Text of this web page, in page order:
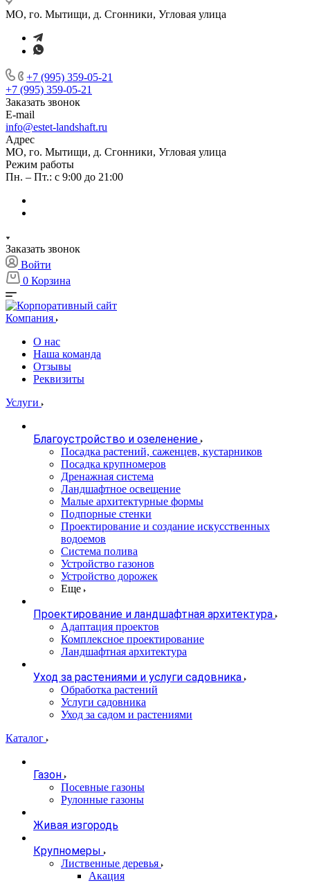
МО, го. Мытищи, д. Сгонники, Угловая улица
+7 (995) 359-05-21
+7 (995) 359-05-21
Заказать звонок
E-mail
info@estet-landshaft.ru
Адрес
МО, го. Мытищи, д. Сгонники, Угловая улица
Режим работы
Пн. – Пт.: с 9:00 до 21:00
Заказать звонок
Войти
0 Корзина
Компания
О нас
Наша команда
Отзывы
Реквизиты
Услуги
Благоустройство и озеленение
Посадка растений, саженцев, кустарников
Посадка крупномеров
Дренажная система
Ландшафтное освещение
Малые архитектурные формы
Подпорные стенки
Проектирование и создание искусственных
водоемов
Система полива
Устройство газонов
Устройство дорожек
Еще
Проектирование и ландшафтная архитектура
Адаптация проектов
Комплексное проектирование
Ландшафтная архитектура
Уход за растениями и услуги садовника
Обработка растений
Услуги садовника
Уход за садом и растениями
Каталог
Газон
Посевные газоны
Рулонные газоны
Живая изгородь
Крупномеры
Лиственные деревья
Акация